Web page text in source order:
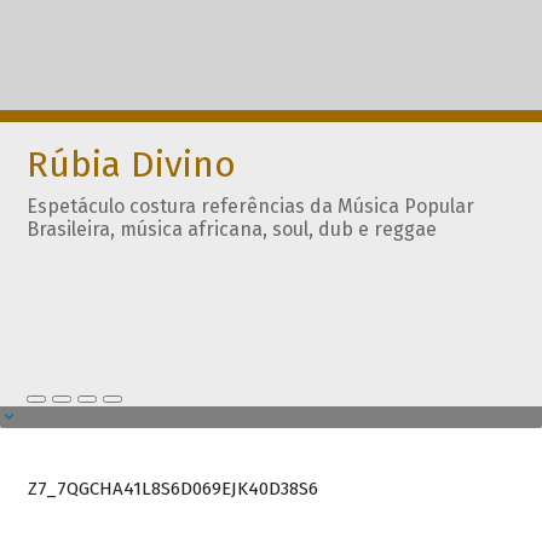
Rúbia Divino
Espetáculo costura referências da Música Popular
Brasileira, música africana, soul, dub e reggae
Z7_7QGCHA41L8S6D069EJK40D38S6